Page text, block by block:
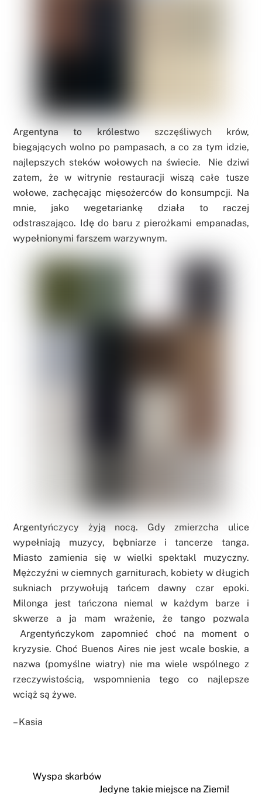
Argentyna to królestwo szczęśliwych krów,
biegających wolno po pampasach, a co za tym idzie,
najlepszych steków wołowych na świecie. Nie dziwi
zatem, że w witrynie restauracji wiszą całe tusze
wołowe, zachęcając mięsożerców do konsumpcji. Na
mnie, jako wegetariankę działa to raczej
odstraszająco. Idę do baru z pierożkami empanadas,
wypełnionymi farszem warzywnym.
Argentyńczycy żyją nocą. Gdy zmierzcha ulice
wypełniają muzycy, bębniarze i tancerze tanga.
Miasto zamienia się w wielki spektakl muzyczny.
Mężczyźni w ciemnych garniturach, kobiety w długich
sukniach przywołują tańcem dawny czar epoki.
Milonga jest tańczona niemal w każdym barze i
skwerze a ja mam wrażenie, że tango pozwala
Argentyńczykom zapomnieć choć na moment o
kryzysie. Choć Buenos Aires nie jest wcale boskie, a
nazwa (pomyślne wiatry) nie ma wiele wspólnego z
rzeczywistością, wspomnienia tego co najlepsze
wciąż są żywe.
– Kasia
Wyspa skarbów
Jedyne takie miejsce na Ziemi!